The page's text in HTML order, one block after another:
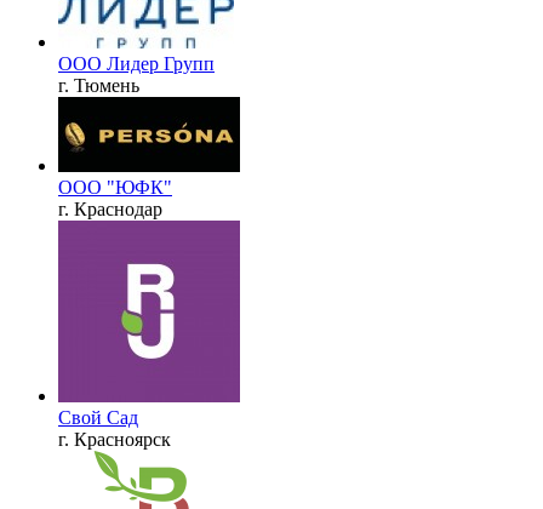
ООО Лидер Групп
г. Тюмень
ООО "ЮФК"
г. Краснодар
Свой Сад
г. Красноярск